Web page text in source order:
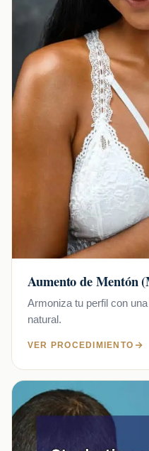
Aumento de Mentón
Armoniza tu perfil con
natural.
VER PROCEDIMIENTO